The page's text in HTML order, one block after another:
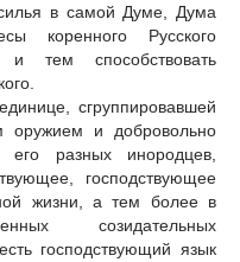
в самой Думе, Дума
коренного Русского
тем способствовать
сгруппировавшей
оружием и добровольно
его разных инородцев,
господствующее
жизни, а тем более в
созидательных
господствующий язык